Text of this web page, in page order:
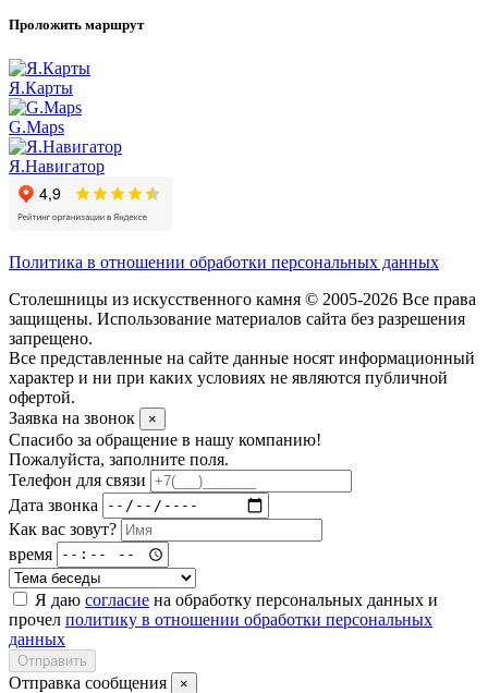
Проложить маршрут
Я.Карты
G.Maps
Я.Навигатор
Политика в отношении обработки персональных данных
Столешницы из искусственного камня © 2005-2026 Все права
защищены. Использование материалов сайта без разрешения
запрещено.
Все представленные на сайте данные носят информационный
характер и ни при каких условиях не являются публичной
офертой.
Заявка на звонок
×
Спасибо за обращение в нашу компанию!
Пожалуйста, заполните поля.
Телефон для связи
Дата звонка
Как вас зовут?
время
Я даю согласие на обработку персональных данных и
прочел политику в отношении обработки персональных
данных
Отправить
Отправка сообщения ×